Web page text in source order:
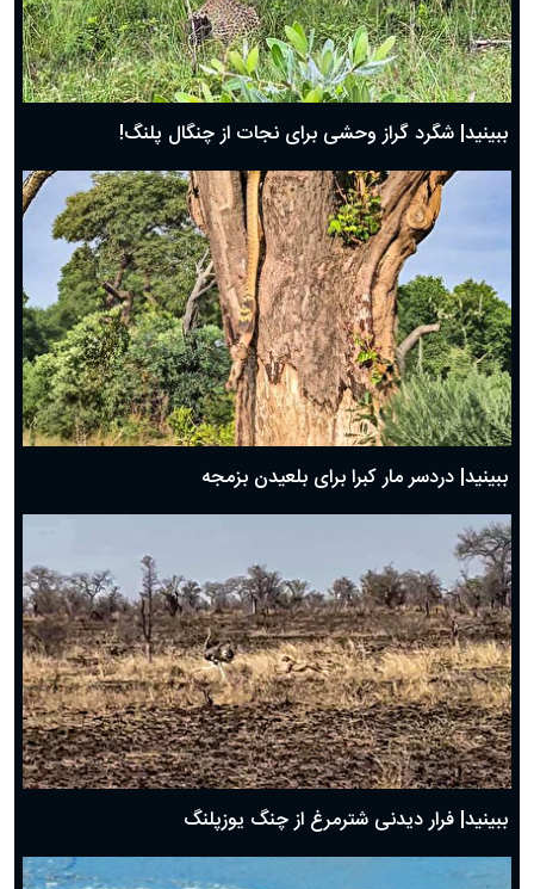
ببینید| شگرد گراز وحشی برای نجات از چنگال پلنگ!
ببینید| دردسر مار کبرا برای بلعیدن بزمجه
ببینید| فرار دیدنی شترمرغ از چنگ یوزپلنگ